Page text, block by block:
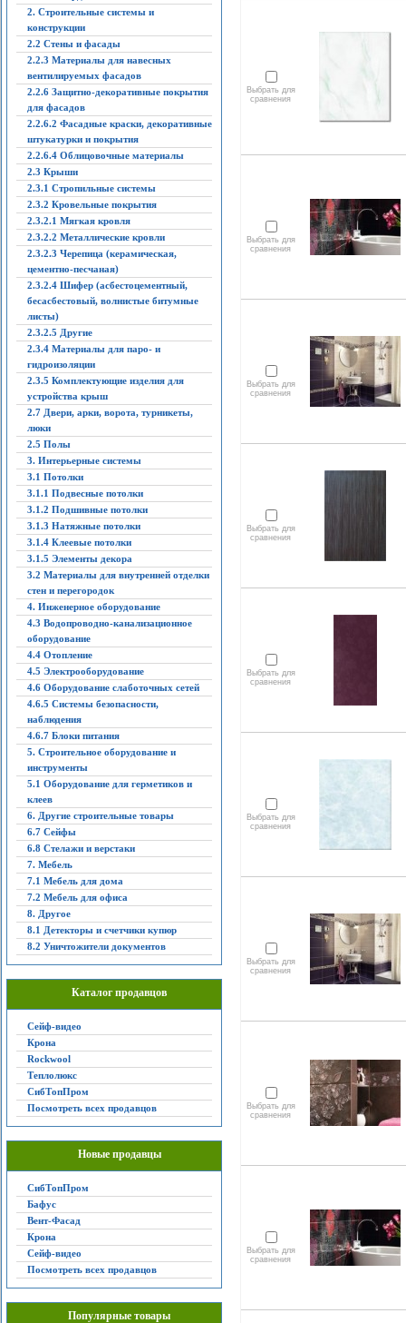
2. Строительные системы и
конструкции
2.2 Стены и фасады
2.2.3 Материалы для навесных
вентилируемых фасадов
2.2.6 Защитно-декоративные покрытия
для фасадов
2.2.6.2 Фасадные краски, декоративные
штукатурки и покрытия
2.2.6.4 Облицовочные материалы
2.3 Крыши
2.3.1 Стропильные системы
2.3.2 Кровельные покрытия
2.3.2.1 Мягкая кровля
2.3.2.2 Металлические кровли
2.3.2.3 Черепица (керамическая,
цементно-песчаная)
2.3.2.4 Шифер (асбестоцементный,
бесасбестовый, волнистые битумные
листы)
2.3.2.5 Другие
2.3.4 Материалы для паро- и
гидроизоляции
2.3.5 Комплектующие изделия для
устройства крыш
2.7 Двери, арки, ворота, турникеты,
люки
2.5 Полы
3. Интерьерные системы
3.1 Потолки
3.1.1 Подвесные потолки
3.1.2 Подшивные потолки
3.1.3 Натяжные потолки
3.1.4 Клеевые потолки
3.1.5 Элементы декора
3.2 Материалы для внутренней отделки
стен и перегородок
4. Инженерное оборудование
4.3 Водопроводно-канализационное
оборудование
4.4 Отопление
4.5 Электрооборудование
4.6 Оборудование слаботочных сетей
4.6.5 Системы безопасности,
наблюдения
4.6.7 Блоки питания
5. Строительное оборудование и
инструменты
5.1 Оборудование для герметиков и
клеев
6. Другие строительные товары
6.7 Сейфы
6.8 Стелажи и верстаки
7. Мебель
7.1 Мебель для дома
7.2 Мебель для офиса
8. Другое
8.1 Детекторы и счетчики купюр
8.2 Уничтожители документов
Каталог продавцов
Сейф-видео
Крона
Rockwool
Теплолюкс
СибТопПром
Посмотреть всех продавцов
Новые продавцы
СибТопПром
Бафус
Вент-Фасад
Крона
Сейф-видео
Посмотреть всех продавцов
Популярные товары
Выбрать для
сравнения
Выбрать для
сравнения
Выбрать для
сравнения
Выбрать для
сравнения
Выбрать для
сравнения
Выбрать для
сравнения
Выбрать для
сравнения
Выбрать для
сравнения
Выбрать для
сравнения